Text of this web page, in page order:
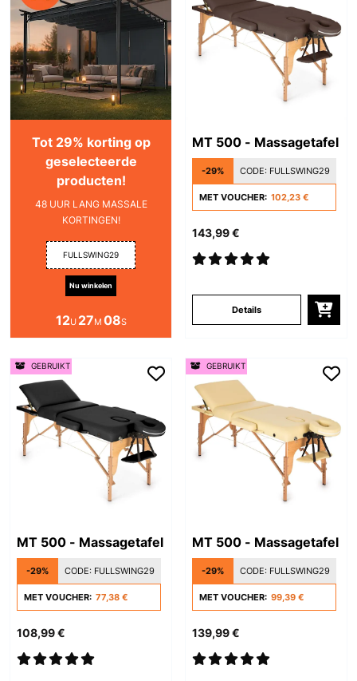
Tot 29% korting op
geselecteerde
producten!
48 UUR LANG MASSALE
KORTINGEN!
FULLSWING29
Nu winkelen
12U 27M 08S
MT 500 - Massagetafel
-29% CODE: FULLSWING29
MET VOUCHER: 102,23 €
143,99 €
Details
MT 500 - Massagetafel
-29% CODE: FULLSWING29
MET VOUCHER: 77,38 €
108,99 €
GEBRUIKT
MT 500 - Massagetafel
-29% CODE: FULLSWING29
MET VOUCHER: 99,39 €
139,99 €
GEBRUIKT